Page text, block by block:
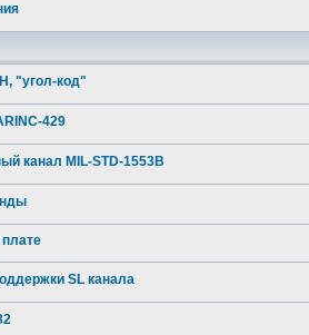
"угол-код"
429
канал MIL-STD-1553B
SL канала